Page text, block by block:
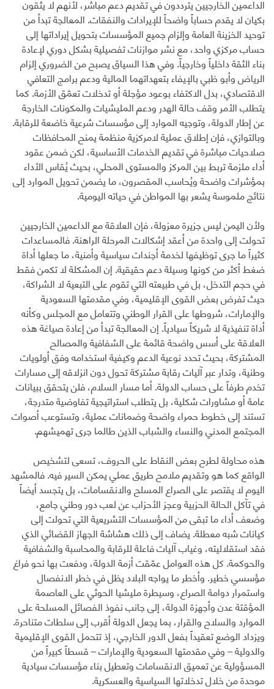
الداعمين الخارجيين يترددون في تقديم دعم مباشر، لأنهم لا يثقون
بكيان لا يقدم حساباً واضحاً للإيرادات والنفقات. المعالجة تبدأ من
توحيد الخزينة العامة وإلزام جميع المؤسسات بتحويل إيراداتها إلى
حساب مركزي واحد، مع نشر موازنات تفصيلية بشكل دوري لإعادة
بناء الثقة داخلياً وخارجياً. وفي هذا السياق يصبح من الضروري إلزام
الرياض وأبو ظبي بالإيفاء بتعهداتهما المالية ودعم برامج التعافي
الاقتصادي، بدل الاكتفاء بوعود مؤجلة أو تدخلات تعمّق الأزمة. كما
يتطلب الأمر وقف حالة الهدر ودعم المليشيات والمكونات الخارجة
عن إطار الدولة، وتوجيه الموارد إلى مؤسسات شرعية خاضعة للرقابة.
وبالتوازي، فإن إطلاق عملية لامركزية منظمة يمنح المحافظات
صلاحيات مباشرة في تقديم الخدمات الأساسية، لكن ضمن عقود
أداء ملزمة تربط بين المركز والمستوى المحلي، بحيث يُقاس الأداء
بمؤشرات واضحة ويُحاسب المقصرون، ما يضمن تحويل الموارد إلى
نتائج ملموسة يشعر بها المواطن في حياته اليومية.
ولأن اليمن ليس جزيرة معزولة، فإن العلاقة مع الداعمين الخارجيين
تحولت إلى واحدة من أعقد إشكالات المرحلة الراهنة. فالمساعدات
كثيراً ما جرى توظيفها لخدمة أجندات سياسية وأمنية، ما جعلها أداة
ضغط أكثر من كونها وسيلة دعم حقيقية. إن المشكلة لا تكمن فقط
في حجم التدخل، بل في طبيعته التي تقوم على التبعية لا الشراكة،
حيث تفرض بعض القوى الإقليمية، وفي مقدمتها السعودية
والإمارات، شروطها على القرار الوطني وتتعامل مع المجلس وكأنه
أداة تنفيذية لا شريكاً سيادياً. إن المعالجة تبدأ من إعادة صياغة هذه
العلاقة على أسس واضحة قائمة على الشفافية والمصالح
المشتركة، بحيث تحدد نوعية الدعم وكيفية استخدامه وفق أولويات
وطنية، وتدار عبر آليات رقابة مشتركة تحول دون انزلاقه إلى مسارات
تخدم طرفاً على حساب الدولة. أما مسار السلام، فلن يتحقق ببيانات
عامة أو مشاورات شكلية، بل يتطلب استراتيجية تفاوضية متدرجة،
تستند إلى خطوط حمراء واضحة وضمانات عملية، وتستوعب أصوات
المجتمع المدني والنساء والشباب الذين طالما جرى تهميشهم.
هذه محاولة لطرح بعض النقاط على الحروف، تسعى لتشخيص
الواقع كما هو وتقديم ملامح طريق عملي يمكن السير فيه. فالمشهد
اليوم لا يقتصر على الصراع المسلح والانقسامات، بل يتجسد أيضاً
في تآكل الحالة الحزبية وعجز الأحزاب عن لعب دور وطني جامع،
وضعف أداء ما تبقى من المؤسسات التشريعية التي تحولت إلى
كيانات شبه معطلة. يضاف إلى ذلك هشاشة الجهاز القضائي الذي
فقد استقلاليته، وغياب آليات فاعلة للرقابة والمحاسبة والشفافية
والحوكمة. كل هذه العوامل عمّقت أزمة الدولة، ودفعت بها نحو فراغ
مؤسسي خطير. وأخطر ما يواجه البلاد يظل في خطر الانفصال
واستمرار دوامة الصراع، وسيطرة مليشيا الحوثي على العاصمة
المؤقتة عدن وأجهزة الدولة، إلى جانب نفوذ الفصائل المسلحة على
الموارد والسلاح والقرار، بما يجعل الدولة أقرب إلى سلطات متناحرة.
ويزداد الوضع تعقيداً بفعل الدور الخارجي، إذ تتحمل القوى الإقليمية
والدولية – وفي مقدمتها السعودية والإمارات – قسطاً كبيراً من
المسؤولية عن تعميق الانقسامات وتعطيل بناء مؤسسات سيادية
موحدة من خلال تدخلاتها السياسية والعسكرية.